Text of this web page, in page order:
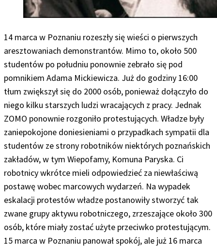
14 marca w Poznaniu rozeszły się wieści o pierwszych
aresztowaniach demonstrantów. Mimo to, około 500
studentów po południu ponownie zebrało się pod
pomnikiem Adama Mickiewicza. Już do godziny 16:00
tłum zwiększył się do 2000 osób, ponieważ dołączyło do
niego kilku starszych ludzi wracających z pracy. Jednak
ZOMO ponownie rozgoniło protestujących. Władze były
zaniepokojone doniesieniami o przypadkach sympatii dla
studentów ze strony robotników niektórych poznańskich
zakładów, w tym Wiepofamy, Komuna Paryska. Ci
robotnicy wkrótce mieli odpowiedzieć za niewłaściwą
postawę wobec marcowych wydarzeń. Na wypadek
eskalacji protestów władze postanowiły stworzyć tak
zwane grupy aktywu robotniczego, zrzeszające około 300
osób, które miały zostać użyte przeciwko protestującym.
15 marca w Poznaniu panował spokój, ale już 16 marca